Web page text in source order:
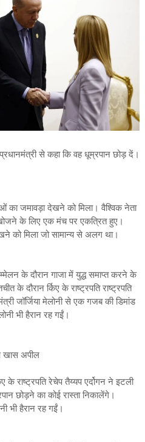
प्रधानमंत्री से कहा कि वह धूम्रपान छोड़ दें।
का जमावड़ा देखने को मिला। वैश्विक नेता
के लिए एक मंच पर एकत्रित हुए।
को मिला जो सामान्य से अलग था।
के दौरान गाजा में युद्ध समाप्त करने के
के दौरान र्किए के राष्ट्रपति राष्ट्रपति
जॉर्जिया मेलोनी से एक गजब की डिमांड
भी हैरान रह गईं।
खास अपील
के राष्ट्रपति रेचेप तैय्यप एर्दोगन ने इटली
छोड़ने का कोई रास्ता निकालेंगे।
भी हैरान रह गईं।